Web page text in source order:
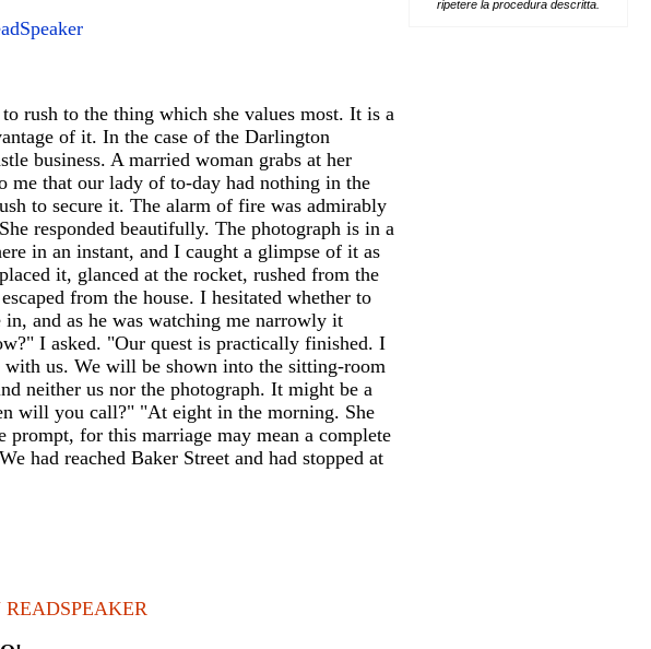
rush to the thing which she values most. It is a
of it. In the case of the Darlington
business. A married woman grabs at her
me that our lady of to-day had nothing in the
to secure it. The alarm of fire was admirably
responded beautifully. The photograph is in a
in an instant, and I caught a glimpse of it as
it, glanced at the rocket, rushed from the
from the house. I hesitated whether to
in, and as he was watching me narrowly it
I asked. "Our quest is practically finished. I
us. We will be shown into the sitting-room
neither us nor the photograph. It might be a
will you call?" "At eight in the morning. She
for this marriage may mean a complete
had reached Baker Street and had stopped at
ripetere la procedura descritta.